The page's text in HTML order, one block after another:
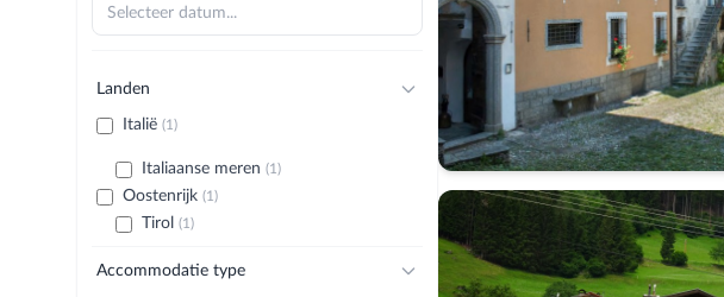
Landen
Italië (1)
Italiaanse meren (1)
Oostenrijk (1)
Tirol (1)
Accommodatie type